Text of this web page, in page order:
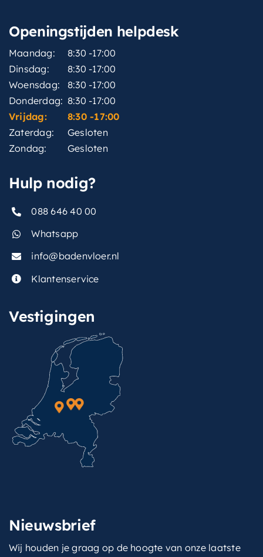
Openingstijden helpdesk
Maandag:
8:30 -17:00
Dinsdag:
8:30 -17:00
Woensdag:
8:30 -17:00
Donderdag: 8:30 -17:00
Vrijdag:
8:30 -17:00
Zaterdag:
Gesloten
Zondag:
Gesloten
Hulp nodig?
088 646 40 00
Whatsapp
info@badenvloer.nl
Klantenservice
Vestigingen
Nieuwsbrief
Wij houden je graag op de hoogte van onze laatste